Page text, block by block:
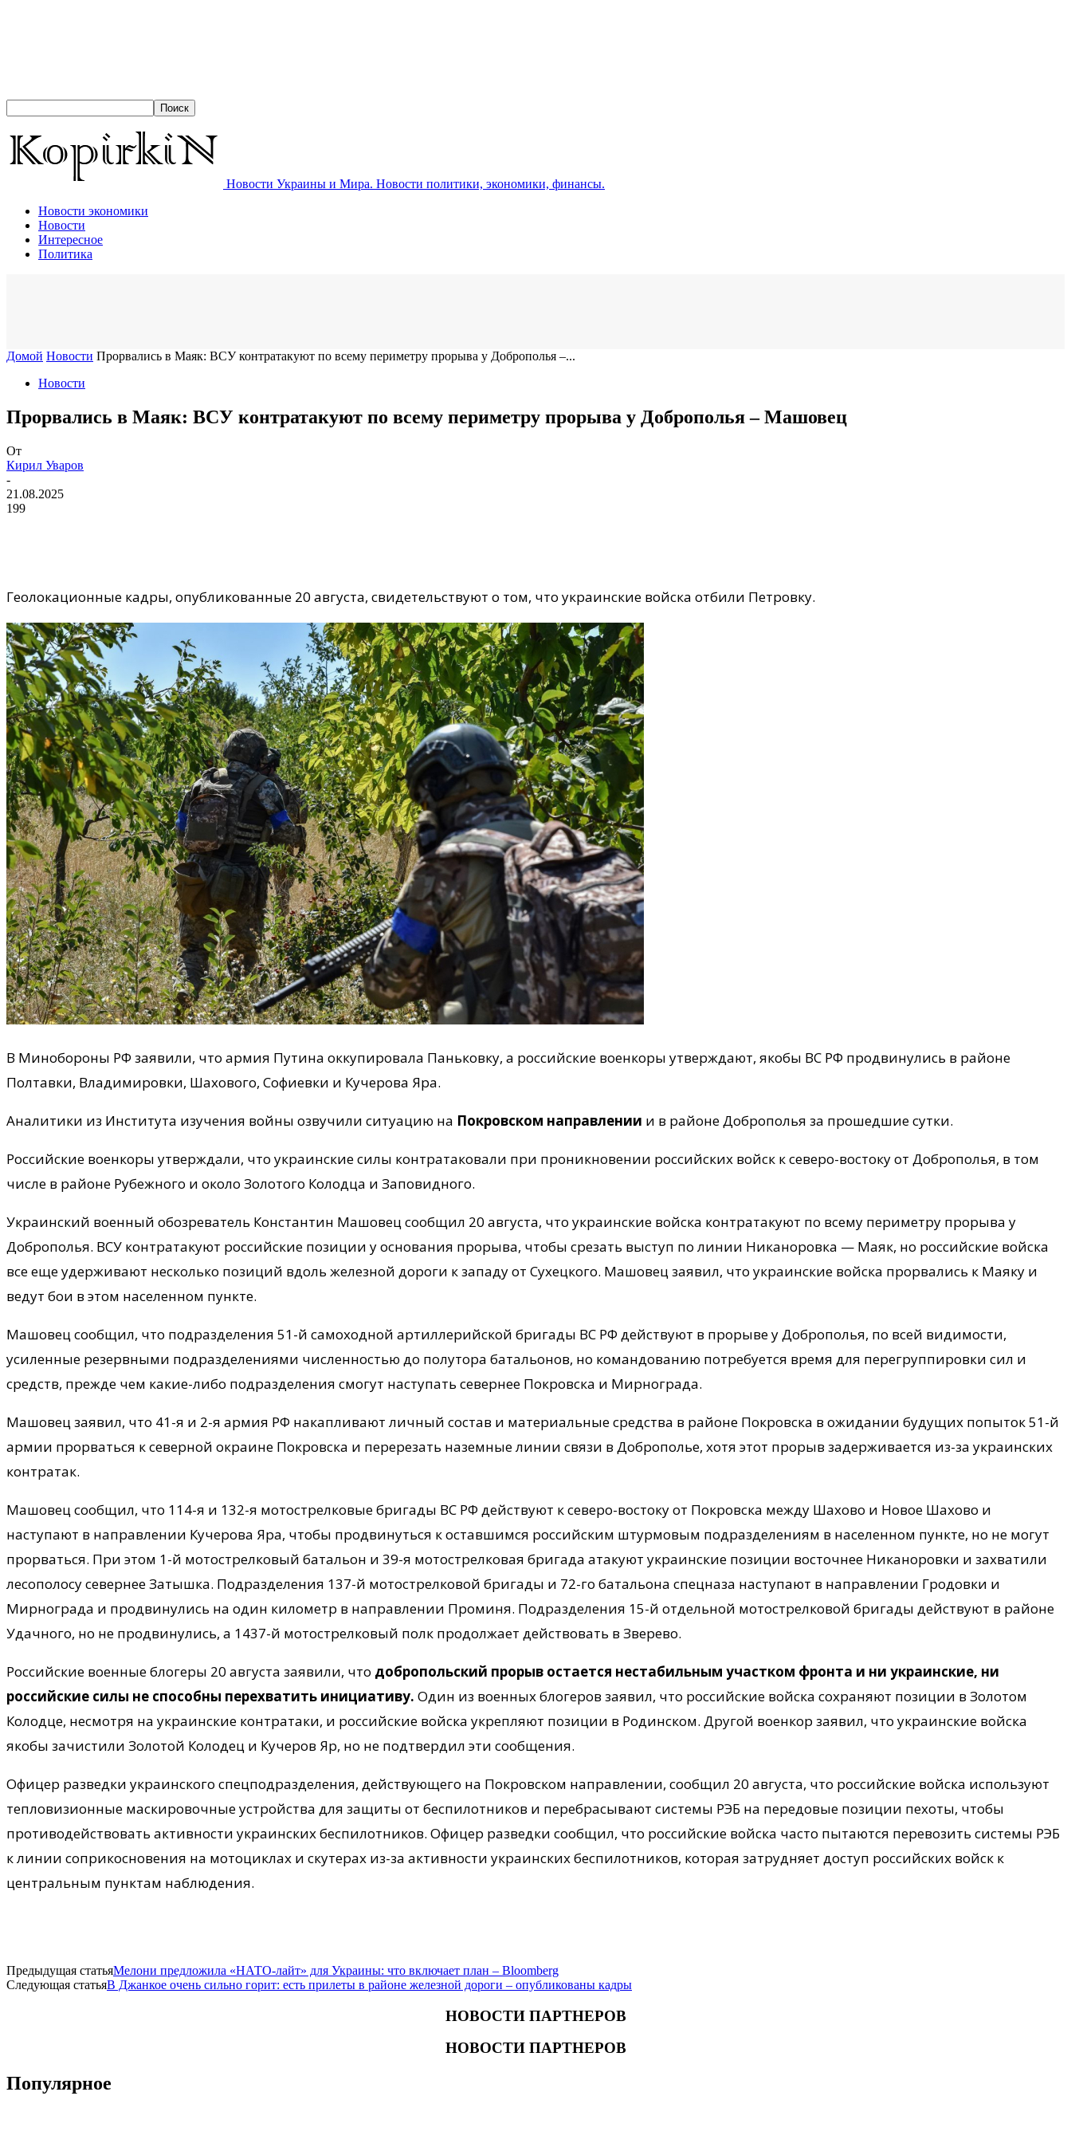
Новости Украины и Мира. Новости политики, экономики, финансы.
Новости экономики
Новости
Интересное
Политика
Домой Новости ​Прорвались в Маяк: ВСУ контратакуют по всему периметру прорыва у Доброполья –...
Новости
​Прорвались в Маяк: ВСУ контратакуют по всему периметру прорыва у Доброполья – Машовец
От
Кирил Уваров
-
21.08.2025
199
Геолокационные кадры, опубликованные 20 августа, свидетельствуют о том, что украинские войска отбили Петровку.
В Минобороны РФ заявили, что армия Путина оккупировала Паньковку, а российские военкоры утверждают, якобы ВС РФ продвинулись в районе
Полтавки, Владимировки, Шахового, Софиевки и Кучерова Яра.
Аналитики из Института изучения войны озвучили ситуацию на Покровском направлении и в районе Доброполья за прошедшие сутки.
Российские военкоры утверждали, что украинские силы контратаковали при проникновении российских войск к северо-востоку от Доброполья, в том
числе в районе Рубежного и около Золотого Колодца и Заповидного.
Украинский военный обозреватель Константин Машовец сообщил 20 августа, что украинские войска контратакуют по всему периметру прорыва у
Доброполья. ВСУ контратакуют российские позиции у основания прорыва, чтобы срезать выступ по линии Никаноровка — Маяк, но российские войска
все еще удерживают несколько позиций вдоль железной дороги к западу от Сухецкого. Машовец заявил, что украинские войска прорвались к Маяку и
ведут бои в этом населенном пункте.
Машовец сообщил, что подразделения 51-й самоходной артиллерийской бригады ВС РФ действуют в прорыве у Доброполья, по всей видимости,
усиленные резервными подразделениями численностью до полутора батальонов, но командованию потребуется время для перегруппировки сил и
средств, прежде чем какие-либо подразделения смогут наступать севернее Покровска и Мирнограда.
Машовец заявил, что 41-я и 2-я армия РФ накапливают личный состав и материальные средства в районе Покровска в ожидании будущих попыток 51-й
армии прорваться к северной окраине Покровска и перерезать наземные линии связи в Доброполье, хотя этот прорыв задерживается из-за украинских
контратак.
Машовец сообщил, что 114-я и 132-я мотострелковые бригады ВС РФ действуют к северо-востоку от Покровска между Шахово и Новое Шахово и
наступают в направлении Кучерова Яра, чтобы продвинуться к оставшимся российским штурмовым подразделениям в населенном пункте, но не могут
прорваться. При этом 1-й мотострелковый батальон и 39-я мотострелковая бригада атакуют украинские позиции восточнее Никаноровки и захватили
лесополосу севернее Затышка. Подразделения 137-й мотострелковой бригады и 72-го батальона спецназа наступают в направлении Гродовки и
Мирнограда и продвинулись на один километр в направлении Проминя. Подразделения 15-й отдельной мотострелковой бригады действуют в районе
Удачного, но не продвинулись, а 1437-й мотострелковый полк продолжает действовать в Зверево.
Российские военные блогеры 20 августа заявили, что добропольский прорыв остается нестабильным участком фронта и ни украинские, ни
российские силы не способны перехватить инициативу. Один из военных блогеров заявил, что российские войска сохраняют позиции в Золотом
Колодце, несмотря на украинские контратаки, и российские войска укрепляют позиции в Родинском. Другой военкор заявил, что украинские войска
якобы зачистили Золотой Колодец и Кучеров Яр, но не подтвердил эти сообщения.
Офицер разведки украинского спецподразделения, действующего на Покровском направлении, сообщил 20 августа, что российские войска используют
тепловизионные маскировочные устройства для защиты от беспилотников и перебрасывают системы РЭБ на передовые позиции пехоты, чтобы
противодействовать активности украинских беспилотников. Офицер разведки сообщил, что российские войска часто пытаются перевозить системы РЭБ
к линии соприкосновения на мотоциклах и скутерах из-за активности украинских беспилотников, которая затрудняет доступ российских войск к
центральным пунктам наблюдения.
Предыдущая статьяМелони предложила «НАТО-лайт» для Украины: что включает план – Bloomberg
Следующая статья​В Джанкое очень сильно горит: есть прилеты в районе железной дороги – опубликованы кадры
НОВОСТИ ПАРТНЕРОВ
НОВОСТИ ПАРТНЕРОВ
Популярное